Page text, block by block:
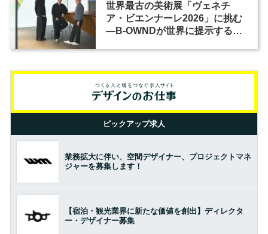
世界最古の美術展「ヴェネチ
ア・ビエンナーレ2026」に挑む
―B-OWNDが世界に提示する美
ピックアップ求人
業務拡大に伴い、空間デザイナー、プロジェクトマネ
ジャーを募集します！
【宿泊・観光業界に新たな価値を創出】ディレクタ
ー・デザイナー募集